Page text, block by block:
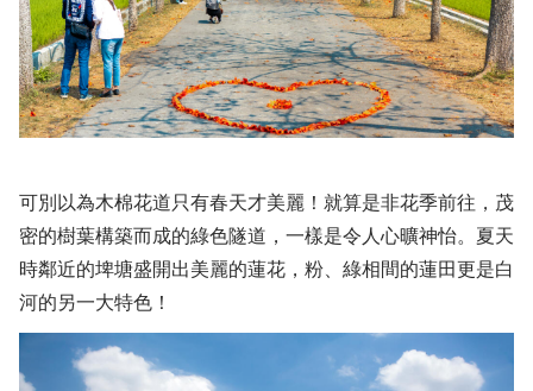
可別以為木棉花道只有春天才美麗！就算是非花季前往，茂
密的樹葉構築而成的綠色隧道，一樣是令人心曠神怡。夏天
時鄰近的埤塘盛開出美麗的蓮花，粉、綠相間的蓮田更是白
河的另一大特色！